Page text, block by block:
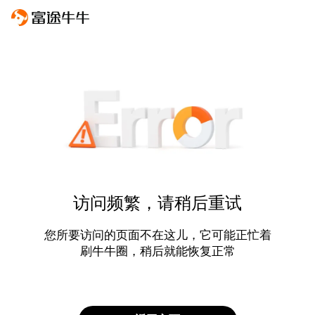
访问频繁，请稍后重试
您所要访问的页面不在这儿，它可能正忙着
刷牛牛圈，稍后就能恢复正常